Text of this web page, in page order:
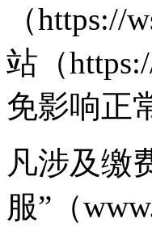
（https://
站（
免影响正
凡涉及缴
服”（